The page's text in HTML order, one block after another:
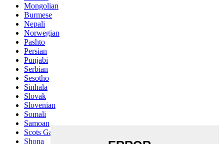
Mongolian
Burmese
Nepali
Norwegian
Pashto
Persian
Punjabi
Serbian
Sesotho
Sinhala
Slovak
Slovenian
Somali
Samoan
Scots Gaelic
Shona